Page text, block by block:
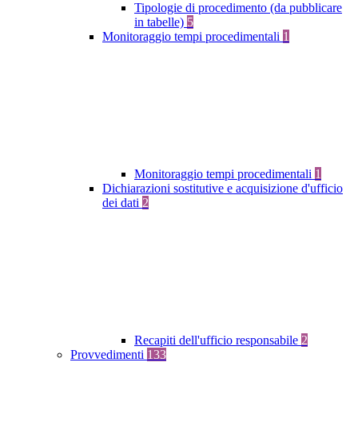
Tipologie di procedimento (da pubblicare
in tabelle) 5
Monitoraggio tempi procedimentali 1
Monitoraggio tempi procedimentali 1
Dichiarazioni sostitutive e acquisizione d'ufficio
dei dati 2
Recapiti dell'ufficio responsabile 2
Provvedimenti 133